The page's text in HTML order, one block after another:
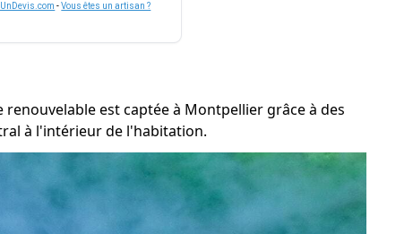
-Vous êtes un artisan ?
est captée à Montpellier grâce à des
à l'intérieur de l'habitation.